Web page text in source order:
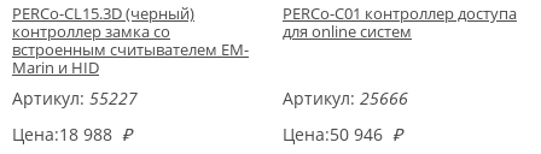
PERCo-CL15.3D (черный)
контроллер замка со
встроенным считывателем EM-
Marin и HID
Артикул: 55227
Цена:18 988 ₽
PERCo-C01 контроллер доступа
для online систем
Артикул: 25666
Цена:50 946 ₽